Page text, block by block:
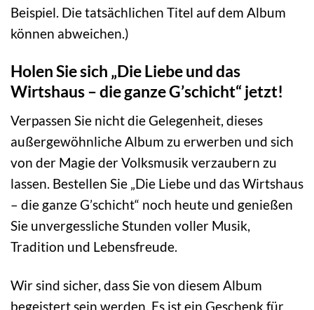
Beispiel. Die tatsächlichen Titel auf dem Album
können abweichen.)
Holen Sie sich „Die Liebe und das
Wirtshaus – die ganze G’schicht“ jetzt!
Verpassen Sie nicht die Gelegenheit, dieses
außergewöhnliche Album zu erwerben und sich
von der Magie der Volksmusik verzaubern zu
lassen. Bestellen Sie „Die Liebe und das Wirtshaus
– die ganze G’schicht“ noch heute und genießen
Sie unvergessliche Stunden voller Musik,
Tradition und Lebensfreude.
Wir sind sicher, dass Sie von diesem Album
begeistert sein werden. Es ist ein Geschenk für